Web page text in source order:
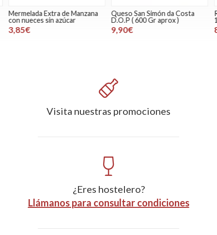
Mermelada Extra de Manzana
con nueces sin azúcar
3,85€
Queso San Simón da Costa
D.O.P ( 600 Gr aprox )
9,90€
Visita nuestras promociones
¿Eres hostelero?
Llámanos para consultar condiciones